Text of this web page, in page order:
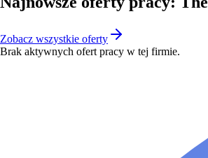
Zobacz wszystkie oferty
Brak aktywnych ofert pracy w tej firmie.